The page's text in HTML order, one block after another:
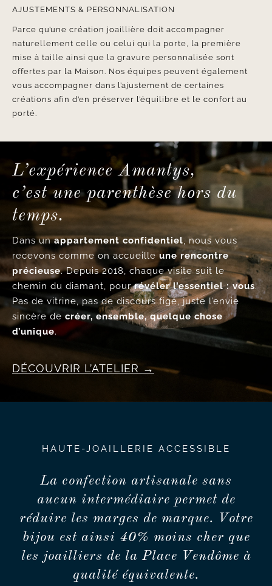
AJUSTEMENTS & PERSONNALISATION
Parce qu’une création joaillière doit accompagner
naturellement celle ou celui qui la porte, la première
mise à taille ainsi que la gravure personnalisée sont
offertes par la Maison. Nos équipes peuvent également
vous accompagner dans l’ajustement de certaines
créations afin d’en préserver l’équilibre et le confort au
porté.
L’expérience Amantys,
c’est une parenthèse hors du
temps.
Dans unappartement confidentiel, nous vous
recevons comme on accueille une rencontre
précieuse. Depuis 2018, chaque visite suit le
chemin du diamant, pourrévéler l’essentiel : vous.
Pas de vitrine, pas de discours figé, juste l’envie
sincère de créer, ensemble, quelque chose
d’unique.
DÉCOUVRIR L’ATELIER
HAUTE-JOAILLERIE ACCESSIBLE
La confection artisanale sans
aucun intermédiaire permet de
réduire les marges de marque. Votre
bijou est ainsi 40% moins cher que
les joailliers de la Place Vendôme à
qualité équivalente.